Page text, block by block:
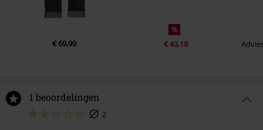
€ 69,99
%
€ 43,19
1 beoordelingen
2